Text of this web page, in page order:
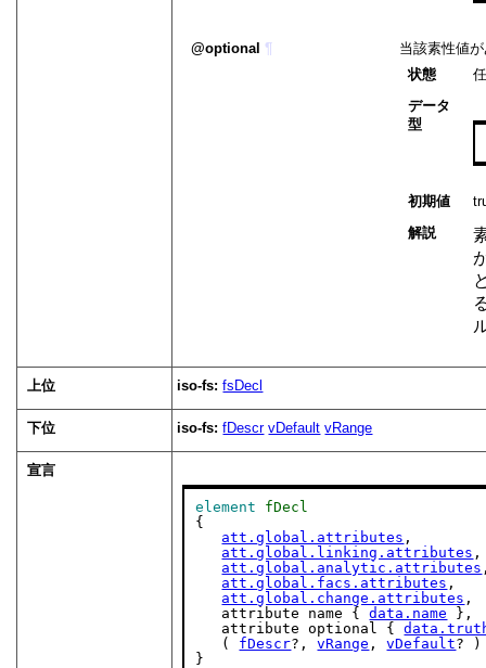
optional ¶
当該素性値
状態
データ
型
初期値
解説
上位 iso-fs:fsDecl
下位 iso-fs:fDescr vDefault vRange
宣言
element
fDecl
{
att.global.attributes ,
att.global.linking.attributes ,
att.global.analytic.attributes
att.global.facs.attributes ,
att.global.change.attributes ,
   attribute name {
data.name },
   attribute optional {
   (
fDescr?, vRange , vDefault? )
}